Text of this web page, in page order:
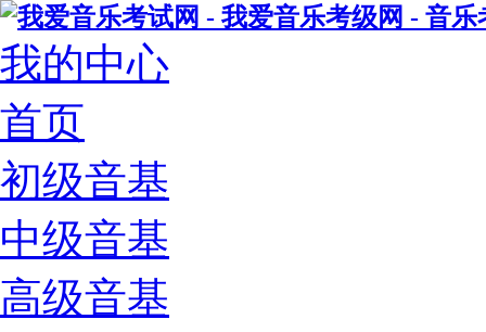
我的中心
首页
初级音基
中级音基
高级音基